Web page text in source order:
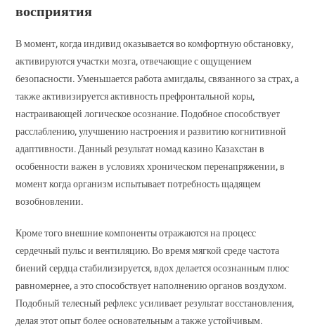
восприятия
В момент, когда индивид оказывается во комфортную обстановку,
активируются участки мозга, отвечающие с ощущением
безопасности. Уменьшается работа амигдалы, связанного за страх, а
также активизируется активность префронтальной коры,
настраивающей логическое осознание. Подобное способствует
расслаблению, улучшению настроения и развитию когнитивной
адаптивности. Данный результат номад казино Казахстан в
особенности важен в условиях хроническом перенапряжении, в
момент когда организм испытывает потребность щадящем
возобновлении.
Кроме того внешние компоненты отражаются на процесс
сердечный пульс и вентиляцию. Во время мягкой среде частота
биений сердца стабилизируется, вдох делается осознанным плюс
равномернее, а это способствует наполнению органов воздухом.
Подобный телесный рефлекс усиливает результат восстановления,
делая этот опыт более основательным а также устойчивым.